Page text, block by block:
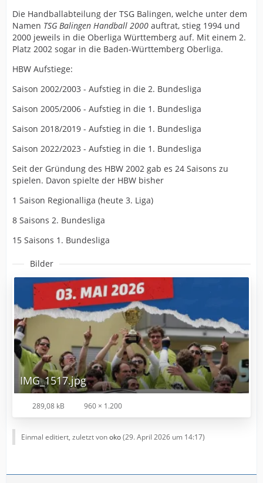
Die Handballabteilung der TSG Balingen, welche unter dem
Namen TSG Balingen Handball 2000 auftrat, stieg 1994 und
2000 jeweils in die Oberliga Württemberg auf. Mit einem 2.
Platz 2002 sogar in die Baden-Württemberg Oberliga.
HBW Aufstiege:
Saison 2002/2003 - Aufstieg in die 2. Bundesliga
Saison 2005/2006 - Aufstieg in die 1. Bundesliga
Saison 2018/2019 - Aufstieg in die 1. Bundesliga
Saison 2022/2023 - Aufstieg in die 1. Bundesliga
Seit der Gründung des HBW 2002 gab es 24 Saisons zu
spielen. Davon spielte der HBW bisher
1 Saison Regionalliga (heute 3. Liga)
8 Saisons 2. Bundesliga
15 Saisons 1. Bundesliga
Bilder
IMG_1517.jpg
289,08 kB 960 × 1.200
Einmal editiert, zuletzt vonoko(29. April 2026 um 14:17)